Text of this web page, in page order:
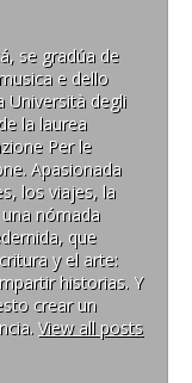
se gradúa de
e dello
Università degli
la laurea
Per le
Apasionada
los viajes, la
nómada
que
y el arte:
historias. Y
crear un
View all posts